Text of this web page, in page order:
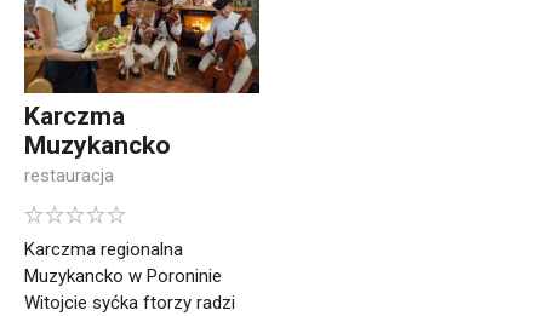
Karczma
Muzykancko
restauracja
Karczma regionalna
Muzykancko w Poroninie
Witojcie syćka ftorzy radzi